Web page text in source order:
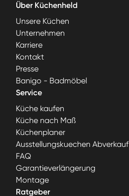
Über Küchenheld
Unsere Küchen
Unternehmen
Karriere
Kontakt
Presse
Banigo - Badmöbel
Service
Küche kaufen
Küche nach Maß
Küchenplaner
Ausstellungskuechen Abverkauf
FAQ
Garantieverlängerung
Montage
Ratgeber